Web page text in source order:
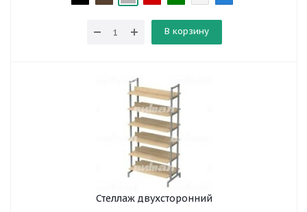
В корзину
Стеллаж двухсторонний